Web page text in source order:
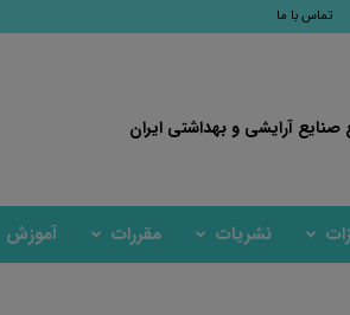
تماس با ما
آرایشی و بهداشتی ایران
نشریات مقررات آموزش